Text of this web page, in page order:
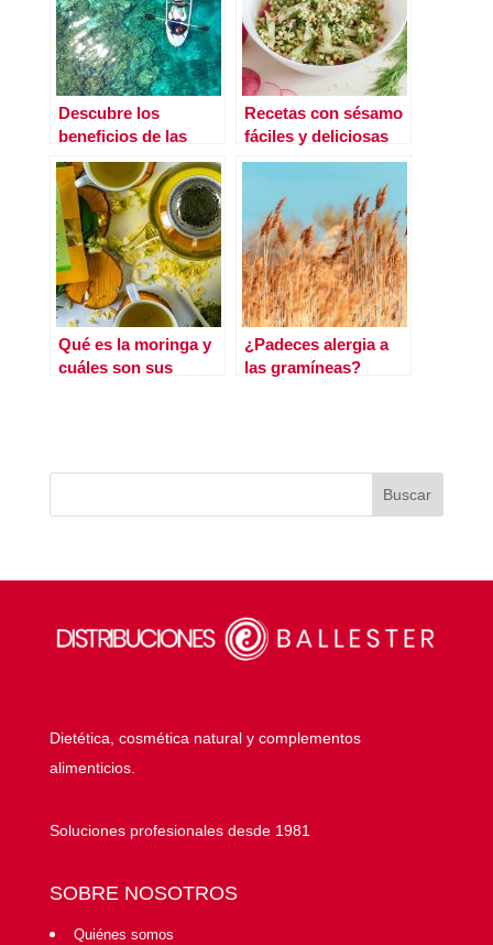
Descubre los
beneficios de las
algas marinas
Recetas con sésamo
fáciles y deliciosas
Qué es la moringa y
cuáles son sus
¿Padeces alergia a
las gramíneas?
Dietética, cosmética natural y complementos
alimenticios.
Soluciones profesionales desde 1981
SOBRE NOSOTROS
Quiénes somos